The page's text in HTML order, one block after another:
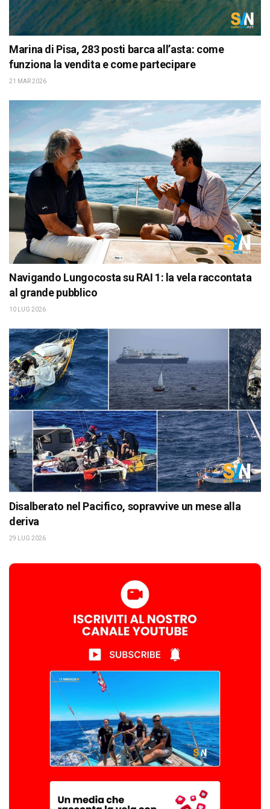
Marina di Pisa, 283 posti barca all’asta: come
funziona la vendita e come partecipare
21 MAR 2026
Navigando Lungocosta su RAI 1: la vela raccontata
al grande pubblico
10 LUG 2026
Disalberato nel Pacifico, sopravvive un mese alla
deriva
29 LUG 2026